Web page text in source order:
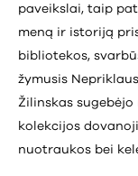
paveikslai, taip
meną ir istoriją
bibliotekos,
žymusis
Žilinskas
kolekcijos
nuotraukos bei